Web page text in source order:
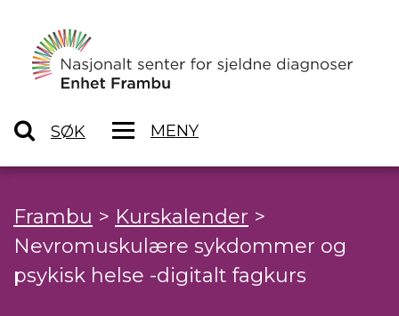
SØK MENY
Frambu > Kurskalender >
Nevromuskulære sykdommer og
psykisk helse -digitalt fagkurs